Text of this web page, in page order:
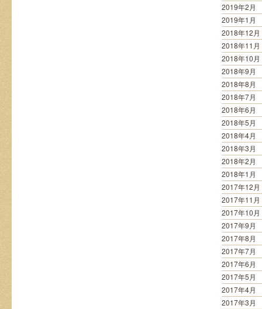
2019年2月
2019年1月
2018年12月
2018年11月
2018年10月
2018年9月
2018年8月
2018年7月
2018年6月
2018年5月
2018年4月
2018年3月
2018年2月
2018年1月
2017年12月
2017年11月
2017年10月
2017年9月
2017年8月
2017年7月
2017年6月
2017年5月
2017年4月
2017年3月